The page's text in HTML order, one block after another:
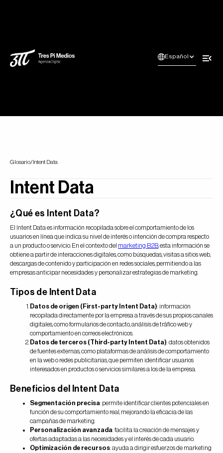
Español
Glosario/ Intent Data
Intent Data
¿Qué es Intent Data?
El Intent Data es información recopilada sobre el comportamiento de los
usuarios en línea que indica su nivel de interés o intención de compra respecto
a un producto o servicio. En el contexto del marketing B2B , esta información se
obtiene a partir de interacciones digitales, como búsquedas, visitas a sitios web,
descargas de contenido y participación en redes sociales, permitiendo a las
empresas anticipar necesidades y personalizar estrategias de marketing.
Tipos de Intent Data
Datos de origen (First-party Intent Data): información
recopilada directamente por la empresa a través de sus propios canales
digitales, como formularios de contacto, análisis de tráfico web y
comportamiento en correos electrónicos.
Datos de terceros (Third-party Intent Data): datos obtenidos
de fuentes externas, como plataformas de análisis de comportamiento
en la web o redes publicitarias, que permiten identificar usuarios
interesados en productos o servicios similares a los de la empresa.
Beneficios del Intent Data
Segmentación precisa: permite identificar clientes potenciales en
función de su comportamiento real, mejorando la eficacia de las
campañas de marketing.
Personalización avanzada: facilita la creación de mensajes y
ofertas adaptadas a las necesidades y el interés de cada usuario.
Optimización de recursos: ayuda a dirigir esfuerzos de marketing